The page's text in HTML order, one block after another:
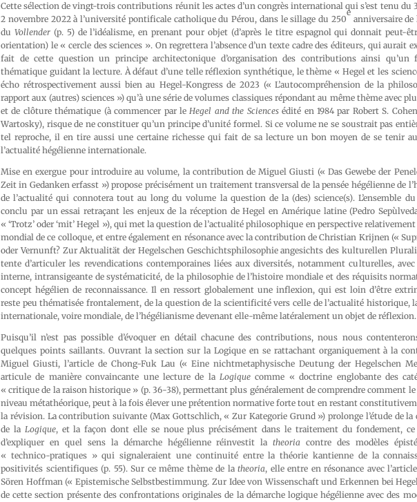
Cette sélection de vingt-trois contributions réunit les actes d’un congrès international qui s’est tenu du
2 novembre 2022 à l’université pontificale catholique du Pérou, dans le sillage du 250
e
anniversaire de
du Vollender(p. 5) de l’idéalisme, en prenant pour objet (d’après le titre espagnol qui donnait peut-
orientation) le « cercle des sciences ». On regrettera l’absence d’un texte cadre des éditeurs, qui aurait
fait de cette question un principe architectonique d’organisation des contributions ainsi qu’un
thématique guidant la lecture. À défaut d’une telle réflexion synthétique, le thème « Hegel et les
écho rétrospectivement aussi bien au Hegel-Kongress de 2023 (« L’autocompréhension de la
rapport aux (autres) sciences ») qu’à une série de volumes classiques répondant au même thème avec
et de clôture thématique (à commencer par leHegel and the Sciencesédité en 1984 par Robert S.
Wartosky), risque de ne constituer qu’un principe d’unité formel. Si ce volume ne se soustrait pas
tel reproche, il en tire aussi une certaine richesse qui fait de sa lecture un bon moyen de se tenir
l’actualité hégélienne internationale.
Mise en exergue pour introduire au volume, la contribution de Miguel Giusti (« Das Gewebe der
Zeit in Gedanken erfasst ») propose précisément un traitement transversal de la pensée hégélienne de
de l’actualité qui connotera tout au long du volume la question de la (des) science(s). L’ensemble
conclu par un essai retraçant les enjeux de la réception de Hegel en Amérique latine (Pedro
« ‘Trotz’ oder ‘mit’ Hegel »), qui met la question de l’actualité philosophique en perspective relativement
mondial de ce colloque, et entre également en résonance avec la contribution de Christian Krijnen («
oder Vernunft? Zur Aktualität der Hegelschen Geschichtsphilosophie angesichts des kulturellen
tente d’articuler les revendications contemporaines liées aux diversités, notamment culturelles,
interne, intransigeante de systématicité, de la philosophie de l’histoire mondiale et des réquisits
concept hégélien de reconnaissance. Il en ressort globalement une inflexion, qui est loin d’être
reste peu thématisée frontalement, de la question de la scientificité vers celle de l’actualité historique,
internationale, voire mondiale, de l’hégélianisme devenant elle-même latéralement un objet de réflexion.
Puisqu’il n’est pas possible d’évoquer en détail chacune des contributions, nous nous
quelques points saillants. Ouvrant la section sur la Logique en se rattachant organiquement à la
Miguel Giusti, l’article de Chong-Fuk Lau (« Eine nichtmetaphysische Deutung der Hegelschen
articule de manière convaincante une lecture de la Logiquecomme « doctrine englobante des
« critique de la raison historique » (p. 36-38), permettant plus généralement de comprendre comment le
niveau métathéorique, peut à la fois élever une prétention normative forte tout en restant
la révision. La contribution suivante (Max Gottschlich, « Zur Kategorie Grund ») prolonge l’étude de la
de la Logique, et la façon dont elle se noue plus précisément dans le traitement du fondement,
d’expliquer en quel sens la démarche hégélienne réinvestit latheoria contre des modèles
« technico-pratiques » qui signaleraient une continuité entre la théorie kantienne de la
positivités scientifiques (p. 55). Sur ce même thème de la theoria, elle entre en résonance avec
Sören Hoffman (« Epistemische Selbstbestimmung. Zur Idee von Wissenschaft und Erkennen bei
de cette section présente des confrontations originales de la démarche logique hégélienne avec des